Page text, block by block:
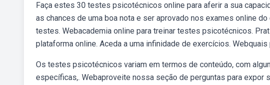
Faça estes 30 testes psicotécnicos online para aferir a sua
as chances de uma boa nota e ser aprovado nos exames online
testes. Webacademia online para treinar testes psicotécnicos.
plataforma online. Aceda a uma infinidade de exercícios.
Os testes psicotécnicos variam em termos de conteúdo, com
específicas,. Webaproveite nossa seção de perguntas para